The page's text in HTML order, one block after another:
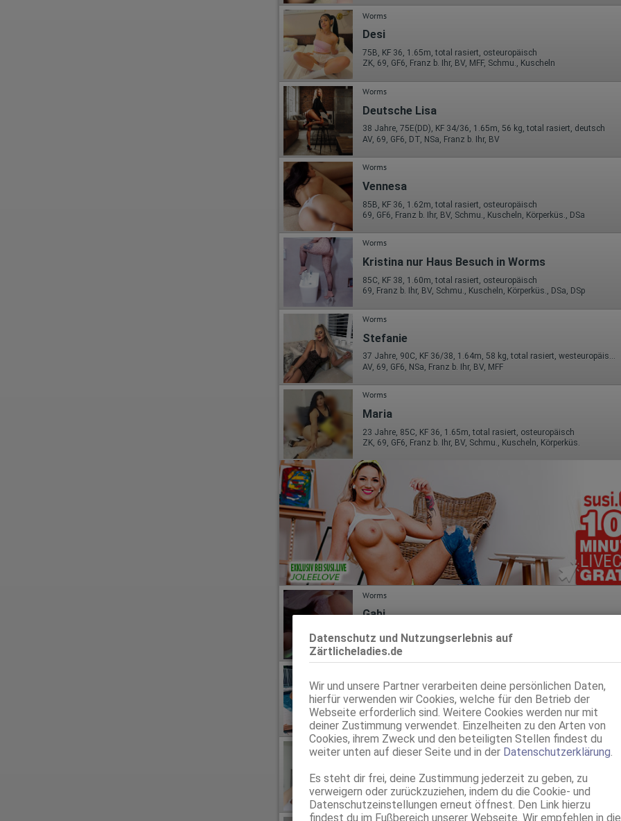
Datenschutz und Nutzungserlebnis auf
Zärtlicheladies.de
Wir und unsere Partner verarbeiten deine persönlichen Daten,
hierfür verwenden wir Cookies, welche für den Betrieb der
Webseite erforderlich sind. Weitere Cookies werden nur mit
deiner Zustimmung verwendet. Einzelheiten zu den Arten von
Cookies, ihrem Zweck und den beteiligten Stellen findest du
weiter unten auf dieser Seite und in der Datenschutzerklärung
Es steht dir frei, deine Zustimmung jederzeit zu geben, zu
verweigern oder zurückzuziehen, indem du die Cookie- und
Datenschutzeinstellungen erneut öffnest. Den Link hierzu
findest du im Fußbereich unserer Webseite. Wir empfehlen in die
Worms
Desi
75B, KF 36, 1.65m, total rasiert, osteuropäisch
ZK, 69, GF6, Franz b. Ihr, BV, MFF, Schmu., Kuscheln
Worms
Deutsche Lisa
38 Jahre, 75E(DD), KF 34/36, 1.65m, 56 kg, total rasiert, deutsch
AV, 69, GF6, DT, NSa, Franz b. Ihr, BV
Worms
Vennesa
85B, KF 36, 1.62m, total rasiert, osteuropäisch
69, GF6, Franz b. Ihr, BV, Schmu., Kuscheln, Körperküs., DSa
Worms
Kristina nur Haus Besuch in Worms
85C, KF 38, 1.60m, total rasiert, osteuropäisch
69, Franz b. Ihr, BV, Schmu., Kuscheln, Körperküs., DSa, DSp
Worms
Stefanie
37 Jahre, 90C, KF 36/38, 1.64m, 58 kg, total rasiert, westeuropäisch
AV, 69, GF6, NSa, Franz b. Ihr, BV, MFF
Worms
Maria
23 Jahre, 85C, KF 36, 1.65m, total rasiert, osteuropäisch
ZK, 69, GF6, Franz b. Ihr, BV, Schmu., Kuscheln, Körperküs.
Worms
Gabi
85B, KF 36, 1.62m, total rasiert, osteuropäisch
69, GF6, Franz b. Ihr, BV, Schmu., Kuscheln, Körperküs., DSa
Ella Geile Massage Neue Nummer
29 Jahre, 75B, KF 36, 1.75m, 60 kg, total rasiert, osteuropäisch
kein GV, Schmu., Kuscheln, FE
Worms
39 Jahre, 100D, KF 44, 1.67m, total rasiert, osteuropäisch
ZK, 69, GF6, Franz b. Ihr, BV, Schmu., Kuscheln, Körperküs.